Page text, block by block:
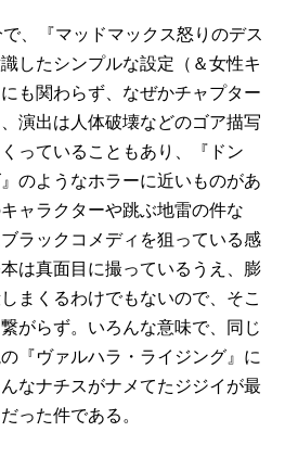
で、『マッドマックス怒りのデス
したシンプルな設定（＆女性キ
も関わらず、なぜかチャプター
演出は人体破壊などのゴア描写
っていることもあり、『ドン
のようなホラーに近いものがあ
ャラクターや跳ぶ地雷の件な
ラックコメディを狙っている感
は真面目に撮っているうえ、膨
まくるわけでもないので、そこ
がらず。いろんな意味で、同じ
『ヴァルハラ・ライジング』に
なナチスがナメてたジジイが最
った件である。